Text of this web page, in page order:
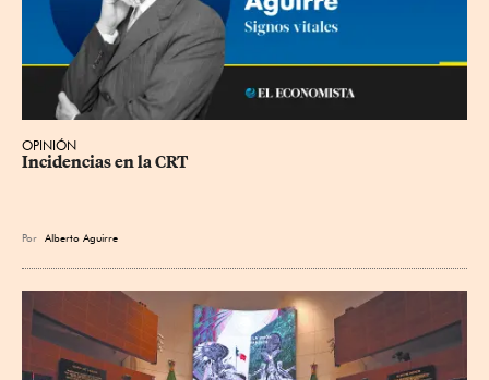
OPINIÓN
Incidencias en la CRT
Por Alberto Aguirre